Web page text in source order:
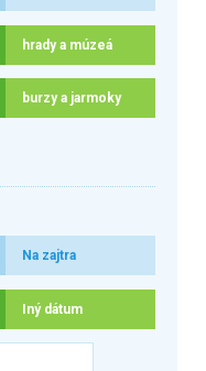
hrady a múzeá
burzy a jarmoky
Na zajtra
Iný dátum